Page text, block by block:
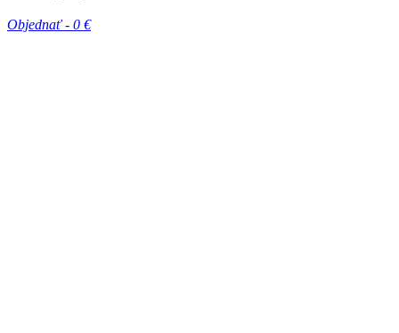
Objednať - 0 €